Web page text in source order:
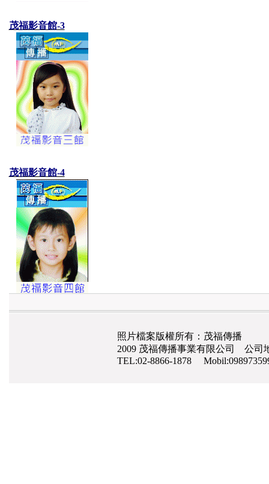
茂福影音館-3
茂福影音館-4
照片檔案版權所有：茂福傳播
2009 茂福傳播事業有限公司 公司
TEL:02-8866-1878